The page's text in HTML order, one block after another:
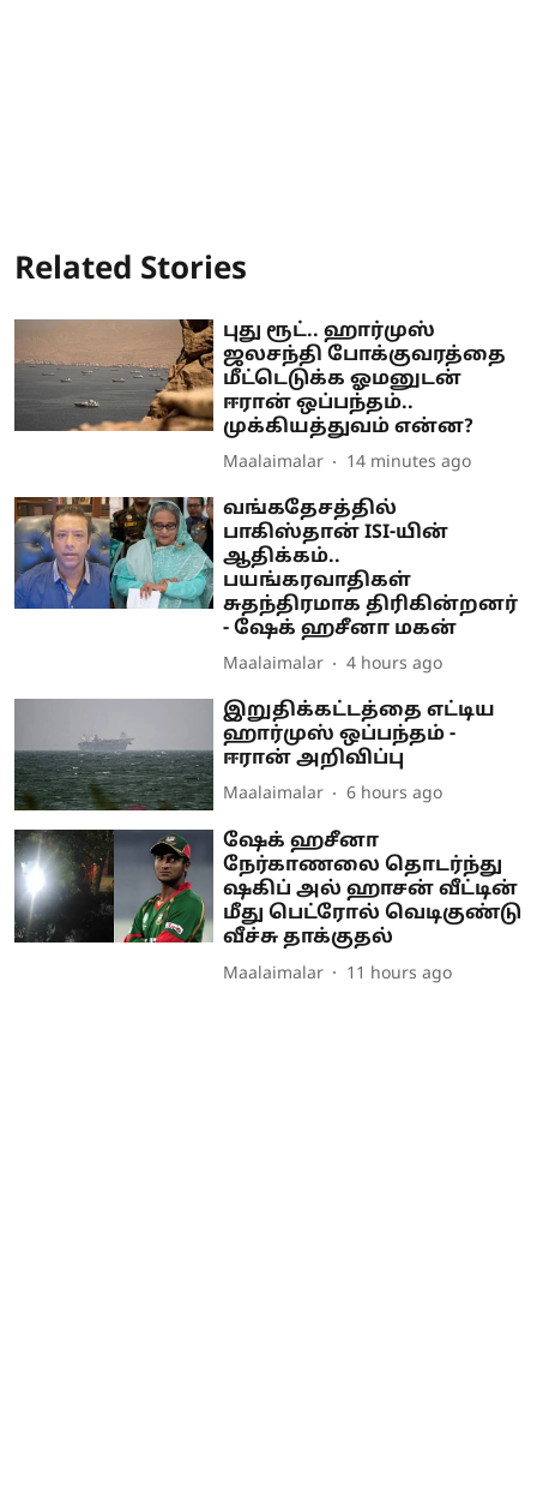
Related Stories
புது ரூட்.. ஹார்முஸ்
ஜலசந்தி போக்குவரத்தை
மீட்டெடுக்க ஓமனுடன்
ஈரான் ஒப்பந்தம்..
முக்கியத்துவம் என்ன?
Maalaimalar 14 minutes ago
வங்கதேசத்தில்
பாகிஸ்தான் ISI-யின்
ஆதிக்கம்..
பயங்கரவாதிகள்
சுதந்திரமாக திரிகின்றனர்
- ஷேக் ஹசீனா மகன்
Maalaimalar 4 hours ago
இறுதிக்கட்டத்தை எட்டிய
ஹார்முஸ் ஒப்பந்தம் -
ஈரான் அறிவிப்பு
Maalaimalar 6 hours ago
ஷேக் ஹசீனா
நேர்காணலை தொடர்ந்து
ஷகிப் அல் ஹாசன் வீட்டின்
மீது பெட்ரோல் வெடிகுண்டு
வீச்சு தாக்குதல்
Maalaimalar 11 hours ago